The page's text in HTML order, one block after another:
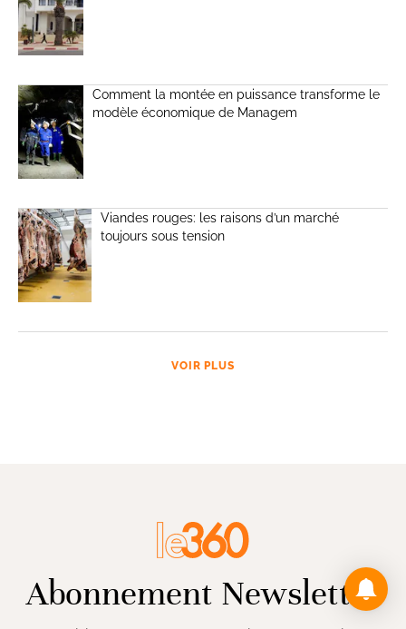
Comment la montée en puissance transforme le
modèle économique de Managem
Viandes rouges: les raisons d’un marché
toujours sous tension
VOIR PLUS
Abonnement Newsletter